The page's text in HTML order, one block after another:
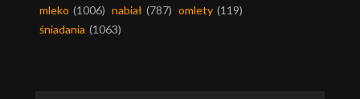
mleko (1006) nabiał (787) omlety (119)
śniadania (1063)